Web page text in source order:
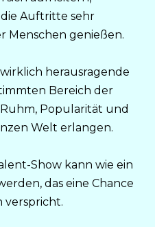
Auftritte sehr
genießen.
herausragende
Bereich der
Popularität und
Welt erlangen.
Show kann wie ein
das eine Chance
verspricht.